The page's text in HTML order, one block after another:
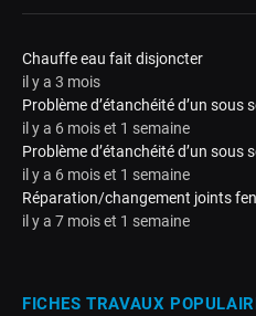
Chauffe eau fait disjoncter
il y a 3 mois
Problème d’étanchéité d’un sous
il y a 6 mois et 1 semaine
Problème d’étanchéité d’un sous
il y a 6 mois et 1 semaine
Réparation/changement joints
il y a 7 mois et 1 semaine
FICHES TRAVAUX